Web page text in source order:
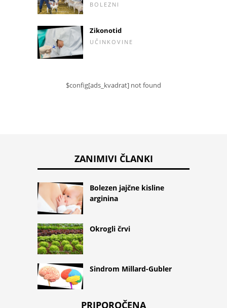
BOLEZNI
Zikonotid
UČINKOVINE
$config[ads_kvadrat] not found
ZANIMIVI ČLANKI
Bolezen jajčne kisline
arginina
Okrogli črvi
Sindrom Millard-Gubler
PRIPOROČENA